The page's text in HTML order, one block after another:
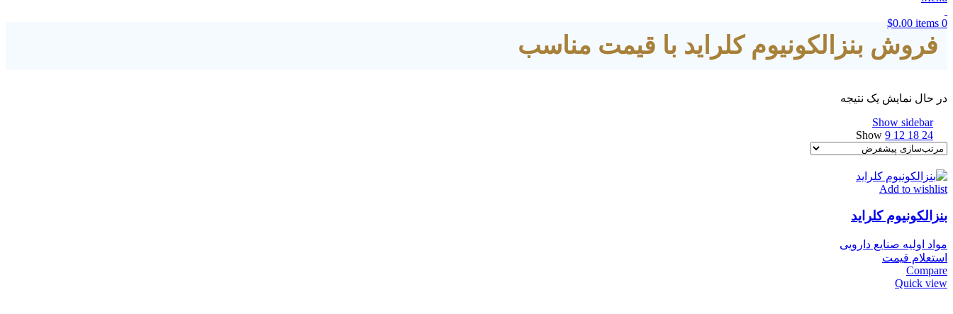
0
items
$0.00
فروش بنزالکونیوم کلراید با قیمت مناسب
در حال نمایش یک نتیجه
Show sidebar
Show 9 12 18 24
Add to wishlist
بنزالکونیوم کلراید
مواد اولیه صنایع دارویی
استعلام قیمت
Compare
Quick view